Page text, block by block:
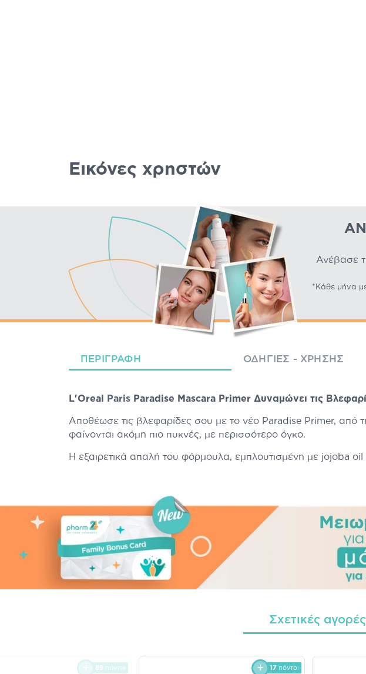
Εικόνες χρηστών
Ανέβασε
*Κάθε μήνα
ΠΕΡΙΓΡΑΦΉ ΟΔΗΓΊΕΣ - ΧΡΉΣΗΣ
L'Oreal Paris Paradise Mascara Primer Δυναμώνει τις
Αποθέωσε τις βλεφαρίδες σου με το νέο Paradise Primer, από
φαίνονται ακόμη πιο πυκνές, με περισσότερο όγκο.
Η εξαιρετικά απαλή του φόρμουλα, εμπλουτισμένη με jojoba
Σχετικές αγορές
89 πόντοι 17 πόντοι